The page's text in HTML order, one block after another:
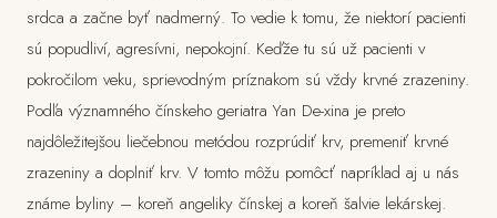
srdca a začne byť nadmerný. To vedie k tomu, že niektorí pacienti
sú popudliví, agresívni, nepokojní. Keďže tu sú už pacienti v
pokročilom veku, sprievodným príznakom sú vždy krvné zrazeniny.
Podľa významného čínskeho geriatra Yan De-xina je preto
najdôležitejšou liečebnou metódou rozprúdiť krv, premeniť krvné
zrazeniny a doplniť krv. V tomto môžu pomôcť napríklad aj u nás
známe byliny – koreň angeliky čínskej a koreň šalvie lekárskej.